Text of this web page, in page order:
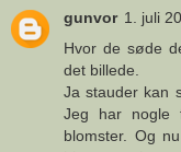
gunvor 1. juli
Hvor de søde
det billede.
Ja stauder kan
Jeg har nogle
blomster. Og